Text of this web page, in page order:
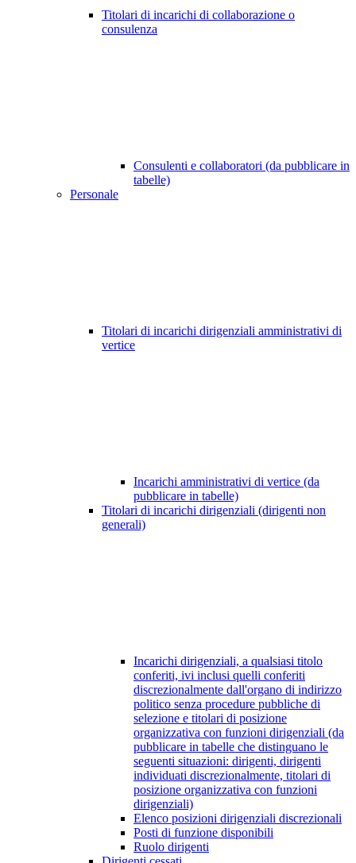
Titolari di incarichi di collaborazione o
consulenza
Consulenti e collaboratori (da pubblicare in
tabelle)
Personale
Titolari di incarichi dirigenziali amministrativi di
vertice
Incarichi amministrativi di vertice (da
pubblicare in tabelle)
Titolari di incarichi dirigenziali (dirigenti non
generali)
Incarichi dirigenziali, a qualsiasi titolo
conferiti, ivi inclusi quelli conferiti
discrezionalmente dall'organo di indirizzo
politico senza procedure pubbliche di
selezione e titolari di posizione
organizzativa con funzioni dirigenziali (da
pubblicare in tabelle che distinguano le
seguenti situazioni: dirigenti, dirigenti
individuati discrezionalmente, titolari di
posizione organizzativa con funzioni
dirigenziali)
Elenco posizioni dirigenziali discrezionali
Posti di funzione disponibili
Ruolo dirigenti